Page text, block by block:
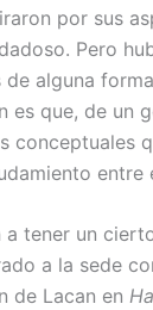
por sus
Pero
alguna
es que, de un
entre
tener un
a la sede
de Lacan en